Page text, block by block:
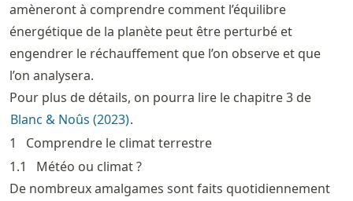
amèneront à comprendre comment l’équilibre
énergétique de la planète peut être perturbé et
engendrer le réchauffement que l’on observe et que
l’on analysera.
Pour plus de détails, on pourra lire le chapitre 3 de
Blanc & Noûs (2023).
1
Comprendre le climat terrestre
1.1
Météo ou climat ?
De nombreux amalgames sont faits quotidiennement